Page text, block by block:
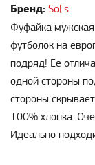
Бренд: Sol's
Фуфайка
футболок на
подряд! Ее
одной стороны
стороны
100% хлопка.
Идеально